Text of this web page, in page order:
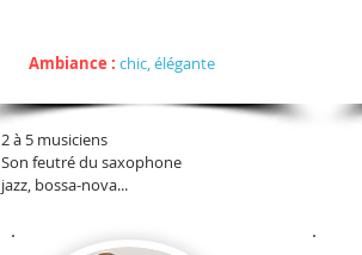
Ambiance : chic, élégante
2 à 5 musiciens
Son feutré du saxophone
jazz, bossa-nova...